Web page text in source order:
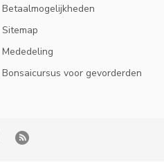
Betaalmogelijkheden
Sitemap
Mededeling
Bonsaicursus voor gevorderden